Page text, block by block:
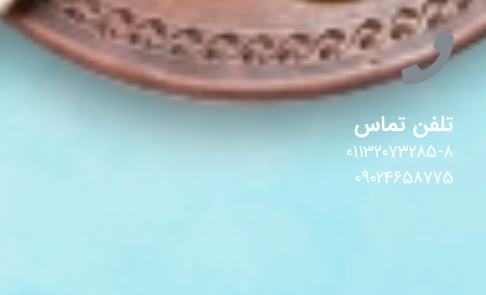
تلفن تماس
01132073285-8
09024658775